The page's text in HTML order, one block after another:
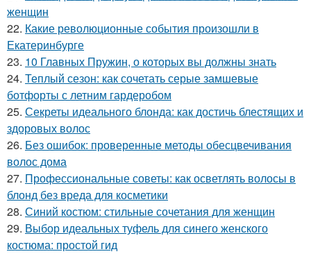
женщин
22. Какие революционные события произошли в
Екатеринбурге
23. 10 Главных Пружин, о которых вы должны знать
24. Теплый сезон: как сочетать серые замшевые
ботфорты с летним гардеробом
25. Секреты идеального блонда: как достичь блестящих и
здоровых волос
26. Без ошибок: проверенные методы обесцвечивания
волос дома
27. Профессиональные советы: как осветлять волосы в
блонд без вреда для косметики
28. Синий костюм: стильные сочетания для женщин
29. Выбор идеальных туфель для синего женского
костюма: простой гид